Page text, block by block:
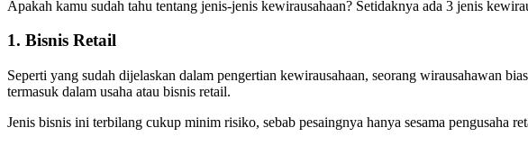
Apakah kamu sudah tahu tentang jenis-jenis kewirausahaan? Setidaknya ada 3 jenis
1. Bisnis Retail
Seperti yang sudah dijelaskan dalam pengertian kewirausahaan, seorang wirausahawan
termasuk dalam usaha atau bisnis retail.
Jenis bisnis ini terbilang cukup minim risiko, sebab pesaingnya hanya sesama pengusaha